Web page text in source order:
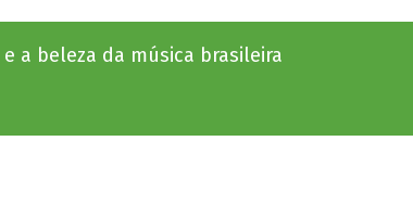
a beleza da música brasileira